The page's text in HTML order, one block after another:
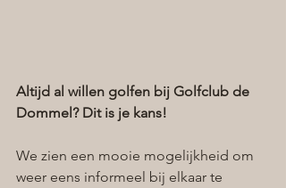
Altijd al willen golfen bij Golfclub de
Dommel? Dit is je kans!
We zien een mooie mogelijkheid om
weer eens informeel bij elkaar te